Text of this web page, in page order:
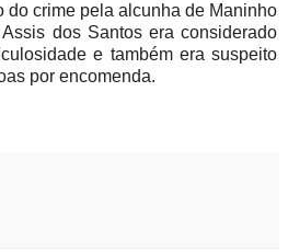
do crime pela alcunha de Maninho
dos Santos era considerado
e também era suspeito
por encomenda.